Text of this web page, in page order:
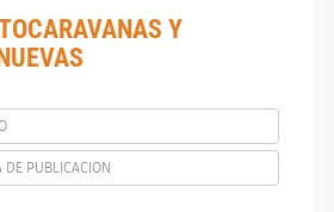
Y
DE PUBLICACION